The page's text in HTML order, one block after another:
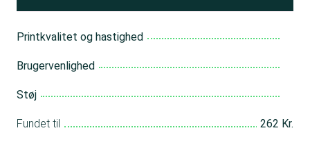
Printkvalitet og hastighed
Brugervenlighed
Støj
Fundet til 262 Kr.